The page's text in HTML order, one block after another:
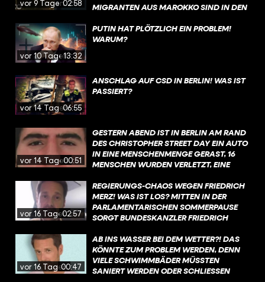
vor 9 Tagen02:58
MIGRANTEN AUS MAROKKO SIND IN DEN
STADT GELANGT. MEHR ZU DEN
HINTERGRÜNDEN ERFAHRT IHR IN DIESEM
vor 10 Tagen13:32
PUTIN HAT PLÖTZLICH EIN PROBLEM!
WARUM?
vor 14 Tagen06:55
ANSCHLAG AUF CSD IN BERLIN! WAS IST
PASSIERT?
vor 14 Tagen00:51
GESTERN ABEND IST IN BERLIN AM RAND
DES CHRISTOPHER STREET DAY EIN AUTO
IN EINE MENSCHENMENGE GERAST, 16
MENSCHEN WURDEN VERLETZT, EINE
HINTERGRÜNDEN ERFAHRT IHR IN DIESEM
VIDEO.
vor 16 Tagen02:57
REGIERUNGS-CHAOS WEGEN FRIEDRICH
MERZ! WAS IST LOS? MITTEN IN DER
PARLAMENTARISCHEN SOMMERPAUSE
SORGT BUNDESKANZLER FRIEDRICH
BUNDESREGIERUNG. MEHR DAZU
ERFAHRT IHR IN DIESEM VIDEO, MIT EINEM
KURZEN KOMMENTAR ZUR SITUATION.
vor 16 Tagen00:47
AB INS WASSER BEI DEM WETTER?! DAS
KÖNNTE ZUM PROBLEM WERDEN, DENN
VIELE SCHWIMMBÄDER MÜSSTEN
SANIERT WERDEN ODER SCHLIESSEN S